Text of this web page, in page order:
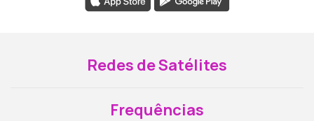
Redes de Satélites
Frequências